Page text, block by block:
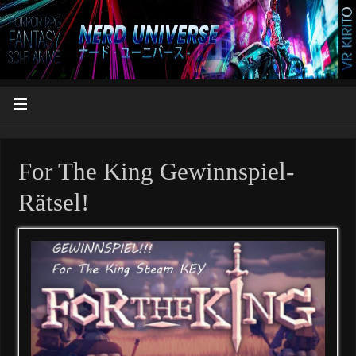
For The King Gewinnspiel-
Rätsel!